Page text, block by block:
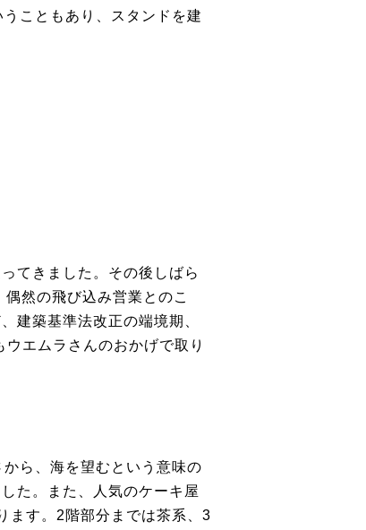
こともあり、スタンドを建
てきました。その後しばら
然の飛び込み営業とのこ
建築基準法改正の端境期、
エムラさんのおかげで取り
ら、海を望むという意味の
た。また、人気のケーキ屋
ます。2階部分までは茶系、3